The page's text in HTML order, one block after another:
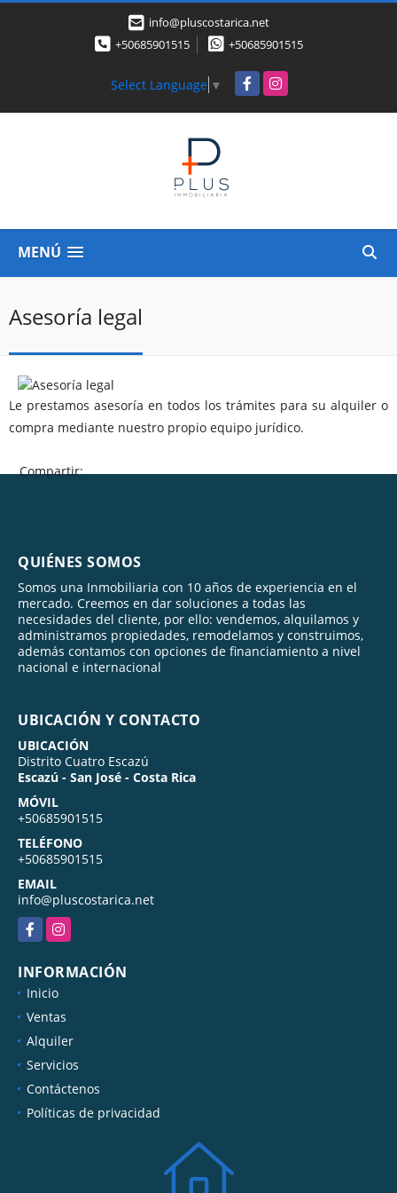
info@pluscostarica.net
+50685901515
+50685901515
Select Language ▼ FacebookInstagram
MENÚ
Asesoría legal
Le prestamos asesoría en todos los trámites para su alquiler o
compra mediante nuestro propio equipo jurídico.
Compartir:
QUIÉNES SOMOS
Somos una Inmobiliaria con 10 años de experiencia en el
mercado. Creemos en dar soluciones a todas las
necesidades del cliente, por ello: vendemos, alquilamos y
administramos propiedades, remodelamos y construimos,
además contamos con opciones de financiamiento a nivel
nacional e internacional
UBICACIÓN Y CONTACTO
UBICACIÓN
Distrito Cuatro Escazú
Escazú - San José - Costa Rica
MÓVIL
+50685901515
TELÉFONO
+50685901515
EMAIL
info@pluscostarica.net
FacebookInstagram
INFORMACIÓN
Inicio
Ventas
Alquiler
Servicios
Contáctenos
Políticas de privacidad